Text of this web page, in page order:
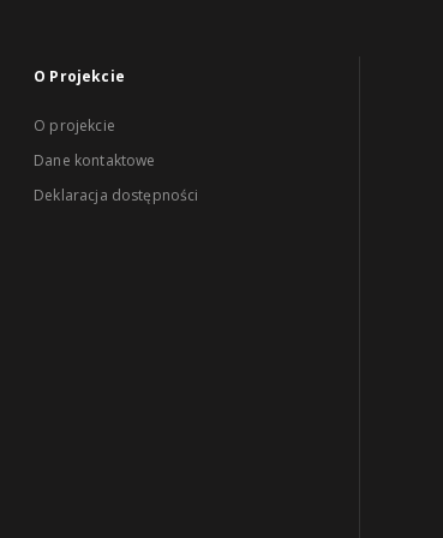
O Projekcie
O projekcie
Dane kontaktowe
Deklaracja dostępności